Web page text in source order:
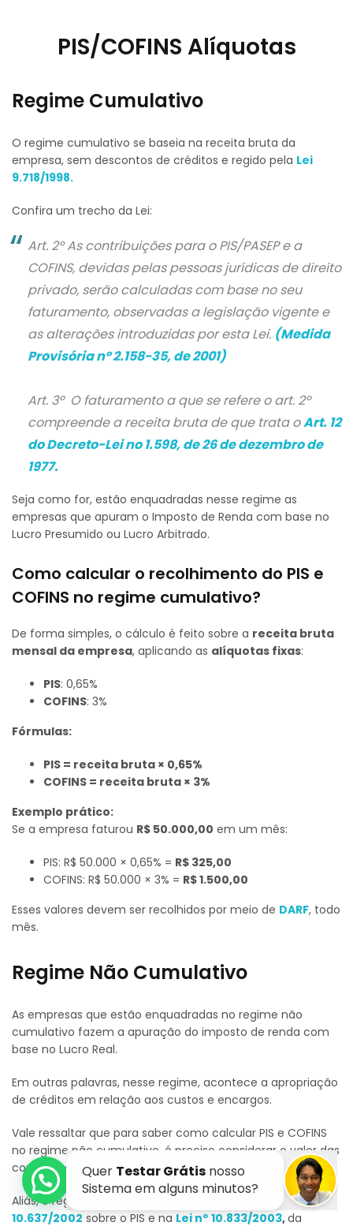
PIS/COFINS Alíquotas
Regime Cumulativo
O regime cumulativo se baseia na receita bruta da
empresa, sem descontos de créditos e regido pela Lei
9.718/1998.
Confira um trecho da Lei:
Art. 2° As contribuições para o PIS/PASEP e a
COFINS, devidas pelas pessoas jurídicas de direito
privado, serão calculadas com base no seu
faturamento, observadas a legislação vigente e
as alterações introduzidas por esta Lei. (Medida
Provisória nº 2.158-35, de 2001)
Art. 3º O faturamento a que se refere o art. 2º
compreende a receita bruta de que trata oArt. 12
do Decreto-Lei no 1.598, de 26 de dezembro de
1977.
Seja como for, estão enquadradas nesse regime as
empresas que apuram o Imposto de Renda com base no
Lucro Presumido ou Lucro Arbitrado.
Como calcular o recolhimento do PIS e
COFINS no regime cumulativo?
De forma simples, o cálculo é feito sobre a receita bruta
mensal da empresa, aplicando as alíquotas fixas:
PIS: 0,65%
COFINS: 3%
Fórmulas:
PIS = receita bruta × 0,65%
COFINS = receita bruta × 3%
Exemplo prático:
Se a empresa faturou R$ 50.000,00 em um mês:
PIS: R$ 50.000 × 0,65% = R$ 325,00
COFINS: R$ 50.000 × 3% = R$ 1.500,00
Esses valores devem ser recolhidos por meio de DARF, todo
mês.
Regime Não Cumulativo
As empresas que estão enquadradas no regime não
cumulativo fazem a apuração do imposto de renda com
base no Lucro Real.
Em outras palavras, nesse regime, acontece a apropriação
de créditos em relação aos custos e encargos.
Vale ressaltar que para saber como calcular PIS e COFINS
no regime não cumulativo, é preciso considerar o valor das
compras do período e não somente o faturamento.
Aliás, o regime não cumulativo está previsto na
Lei de nº
10.637/2002 sobre o PIS e na Lei nº 10.833/2003,da